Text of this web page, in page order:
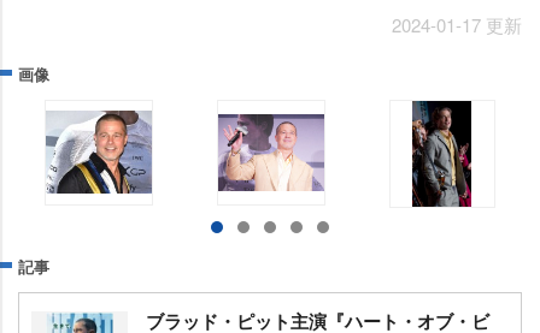
2024-01-17 更新
画像
記事
ブラッド・ピット主演『ハート・オブ・ビ